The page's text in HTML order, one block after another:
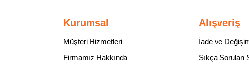
Kurumsal Alışveriş
Müşteri Hizmetleri
Firmamız Hakkında
İade ve
Sıkça Sorulan